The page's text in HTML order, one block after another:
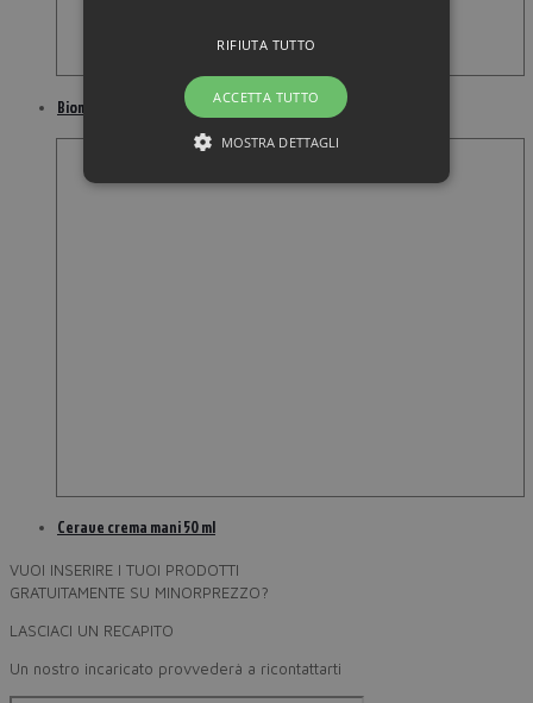
Biomineral unghie topico emulsione rinforzante 20 ml
Cerave crema mani 50 ml
VUOI INSERIRE I TUOI PRODOTTI
GRATUITAMENTE SU MINORPREZZO?
LASCIACI UN RECAPITO
Un nostro incaricato provvederà a ricontattarti
ACCETTA TUTTO
RIFIUTA TUTTO
MOSTRA DETTAGLI